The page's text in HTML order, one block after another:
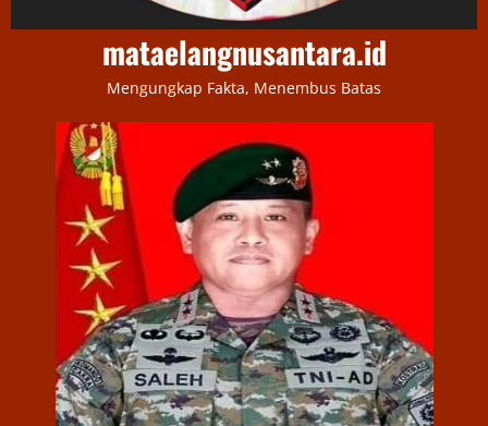
mataelangnusantara.id
Mengungkap Fakta, Menembus Batas